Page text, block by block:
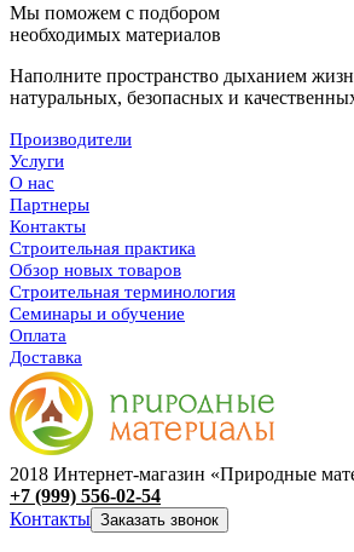
Мы поможем с подбором
необходимых материалов
Наполните пространство дыханием
натуральных, безопасных и
Производители
Услуги
О нас
Партнеры
Контакты
Строительная практика
Обзор новых товаров
Строительная терминология
Семинары и обучение
Оплата
Доставка
2018 Интернет-магазин «Природные
+7 (999) 556-02-54
Контакты Заказать звонок